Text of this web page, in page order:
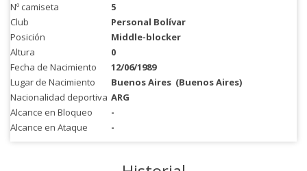
Nº camiseta
5
Club
Personal Bolívar
Posición
Middle-blocker
Altura
0
Fecha de Nacimiento
12/06/1989
Lugar de Nacimiento
Buenos Aires (Buenos Aires)
Nacionalidad deportiva ARG
Alcance en Bloqueo
-
Alcance en Ataque
-